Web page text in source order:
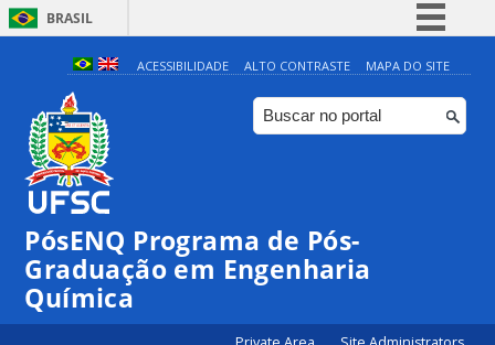
BRASIL
Simplifique!
Comunica BR
Participe
Canais
ACESSIBILIDADE ALTO CONTRASTE MAPA DO SITE
PósENQ Programa de Pós-
Graduação em Engenharia
Química